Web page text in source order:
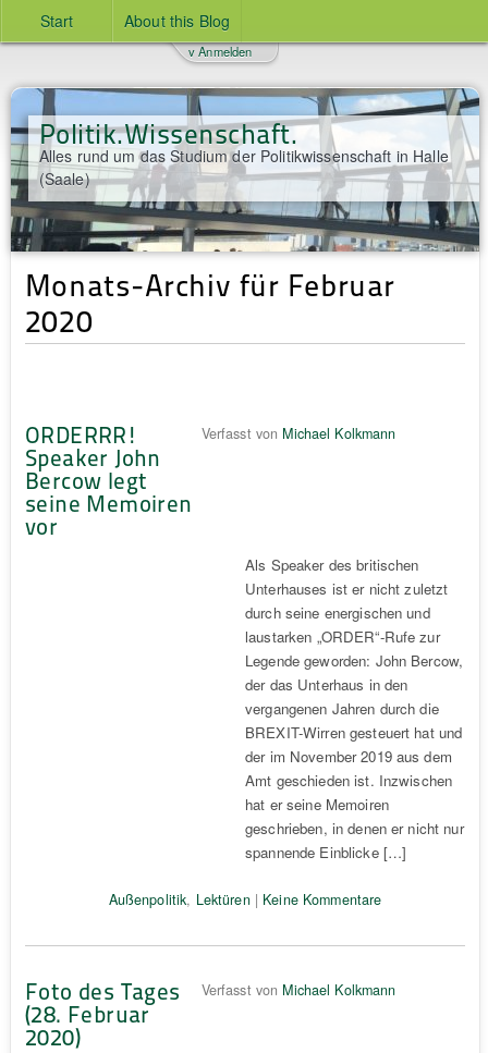
Start About this Blog
Politik.Wissenschaft.
Alles rund um das Studium der Politikwissenschaft in Halle
(Saale)
v Anmelden
Monats-Archiv für Februar
2020
ORDERRR!
Speaker John
Bercow legt
seine Memoiren
vor
Verfasst von Michael Kolkmann
Als Speaker des britischen
Unterhauses ist er nicht zuletzt
durch seine energischen und
laustarken „ORDER“-Rufe zur
Legende geworden: John Bercow,
der das Unterhaus in den
vergangenen Jahren durch die
BREXIT-Wirren gesteuert hat und
der im November 2019 aus dem
Amt geschieden ist. Inzwischen
hat er seine Memoiren
geschrieben, in denen er nicht nur
spannende Einblicke […]
Außenpolitik, Lektüren| Keine Kommentare
Foto des Tages
(28. Februar
2020)
Verfasst von Michael Kolkmann